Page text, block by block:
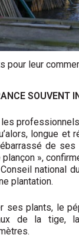
pour leur
SOUVENT
longue et
de ses
»,
national
plantation.
ses plants, le
de la tige,